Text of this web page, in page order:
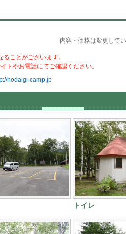
内容・価格は変更して
ることがございます。
トやお電話にてご確認ください。
hodaigi-camp.jp
トイレ